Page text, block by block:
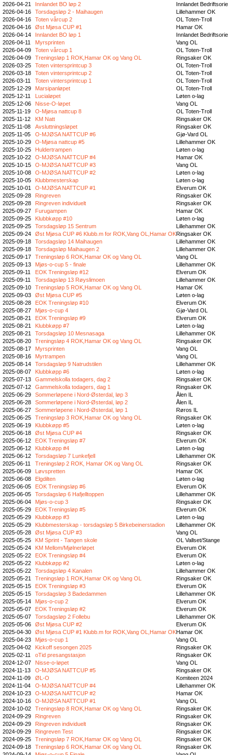
2026-04-21
Innlandet BO løp 2
Innlandet
2026-04-16
Torsdagsløp 2 - Maihaugen
Lillehammer OK
2026-04-16
Toten vårcup 2
OL Toten-Troll
2026-04-16
Øst Mjøsa CUP #1
Hamar OK
2026-04-14
Innlandet BO løp 1
Innlandet
2026-04-11
Myrsprinten
Vang OL
2026-04-09
Toten vårcup 1
OL Toten-Troll
2026-04-09
Treningsløp 1 ROK,Hamar OK og Vang OL
Ringsaker OK
2026-03-25
Toten vintersprintcup 3
OL Toten-Troll
2026-03-18
Toten vintersprintcup 2
OL Toten-Troll
2026-03-11
Toten vintersprintcup 1
OL Toten-Troll
2025-12-29
Marsipanløpet
OL Toten-Troll
2025-12-11
Lucialøpet
Løten o-lag
2025-12-06
Nisse-O-løpet
Vang OL
2025-11-19
O-Mjøsa nattcup 8
OL Toten-Troll
2025-11-12
KM Natt
Ringsaker OK
2025-11-08
Avsluttningsløpet
Ringsaker OK
2025-11-05
O-MJØSA NATTCUP #6
Gjø-Vard OL
2025-10-29
O-Mjøsa nattcup #5
Lillehammer OK
2025-10-25
Huldertrampen
Løten o-lag
2025-10-22
O-MJØSA NATTCUP #4
Hamar OK
2025-10-15
O-MJØSA NATTCUP #3
Vang OL
2025-10-08
O-MJØSA NATTCUP #2
Løten o-lag
2025-10-05
Klubbmesterskap
Løten o-lag
2025-10-01
O-MJØSA NATTCUP #1
Elverum OK
2025-09-28
Ringreven
Ringsaker OK
2025-09-28
Ringreven individuelt
Ringsaker OK
2025-09-27
Furugampen
Hamar OK
2025-09-25
Klubbkøpp #10
Løten o-lag
2025-09-25
Torsdagsløp 15 Sentrum
Lillehammer OK
2025-09-24
Øst Mjøsa CUP #6 Klubb.m for ROK,Vang OL,Hamar OKRingsaker OK
2025-09-18
Torsdagsløp 14 Maihaugen
Lillehammer OK
2025-09-18
Torsdagsløp Maihaugen 2
Lillehammer OK
2025-09-17
Treningsløp 6 ROK,Hamar OK og Vang OL
Vang OL
2025-09-13
Mjøs-o-cup 5 - finale
Lillehammer OK
2025-09-11
EOK Treningsløp #12
Elverum OK
2025-09-11
Torsdagsløp 13 Røyslimoen
Lillehammer OK
2025-09-10
Treningsløp 5 ROK,Hamar OK og Vang OL
Hamar OK
2025-09-03
Øst Mjøsa CUP #5
Løten o-lag
2025-08-28
EOK Treningsløp #10
Elverum OK
2025-08-27
Mjøs-o-cup 4
Gjø-Vard OL
2025-08-21
EOK Treningsløp #9
Elverum OK
2025-08-21
Klubbkøpp #7
Løten o-lag
2025-08-21
Torsdagsløp 10 Mesnasaga
Lillehammer OK
2025-08-20
Treningsløp 4 ROK,Hamar OK og Vang OL
Ringsaker OK
2025-08-17
Myrsprinten
Vang OL
2025-08-16
Myrtrampen
Vang OL
2025-08-14
Torsdagsløp 9 Natrudstilen
Lillehammer OK
2025-08-07
Klubbkøpp #6
Løten o-lag
2025-07-13
Gammelskolla todagers, dag 2
Ringsaker OK
2025-07-12
Gammelskolla todagers, dag 1
Ringsaker OK
2025-06-29
Sommerløpene i Nord-Østerdal, løp 3
Ålen IL
2025-06-28
Sommerløpene i Nord-Østerdal, løp 2
Ålen IL
2025-06-27
Sommerløpene i Nord-Østerdal, løp 1
Røros IL
2025-06-25
Treningsløp 3 ROK,Hamar OK og Vang OL
Ringsaker OK
2025-06-19
Klubbkøpp #5
Løten o-lag
2025-06-18
Øst Mjøsa CUP #4
Ringsaker OK
2025-06-12
EOK Treningsløp #7
Elverum OK
2025-06-12
Klubbkøpp #4
Løten o-lag
2025-06-12
Torsdagsløp 7 Lunkefjell
Lillehammer OK
2025-06-11
Treningsløp 2 ROK, Hamar OK og Vang OL
Ringsaker OK
2025-06-09
Løvspretten
Hamar OK
2025-06-08
Elgdilten
Løten o-lag
2025-06-05
EOK Treningsløp #6
Elverum OK
2025-06-05
Torsdagsløp 6 Hafjelltoppen
Lillehammer OK
2025-06-04
Mjøs-o-cup 3
Ringsaker OK
2025-05-29
EOK Treningsløp #5
Elverum OK
2025-05-29
Klubbkøpp #3
Løten o-lag
2025-05-29
Klubbmesterskap - torsdagsløp 5 Birkebeinerstadion
Lillehammer OK
2025-05-28
Øst Mjøsa CUP #3
Vang OL
2025-05-25
KM Sprint - Tangen skole
OL Vallset/Stange
2025-05-24
KM Mellom/Mjølnerløpet
Elverum OK
2025-05-22
EOK Treningsløp #4
Elverum OK
2025-05-22
Klubbkøpp #2
Løten o-lag
2025-05-22
Torsdagsløp 4 Kanalen
Lillehammer OK
2025-05-21
Treningsløp 1 ROK,Hamar OK og Vang OL
Ringsaker OK
2025-05-15
EOK Treningsløp #3
Elverum OK
2025-05-15
Torsdagsløp 3 Badedammen
Lillehammer OK
2025-05-14
Mjøs-o-cup 2
Elverum OK
2025-05-07
EOK Treningsløp #2
Elverum OK
2025-05-07
Torsdagsløp 2 Follebu
Lillehammer OK
2025-05-06
Øst Mjøsa CUP #2
Elverum OK
2025-04-30
Øst Mjøsa CUP #1 Klubb.m for ROK,Vang OL,Hamar OKHamar OK
2025-04-23
Mjøs-o-cup 1
Vang OL
2025-04-02
Kickoff sesongen 2025
Ringsaker OK
2025-02-11
oTid presangstasjon
Ringsaker OK
2024-12-07
Nisse-o-løpet
Vang OL
2024-11-13
O-MJØSA NATTCUP #5
Ringsaker OK
2024-11-09
ØL-O
Komiteen 2024
2024-11-04
O-MJØSA NATTCUP #4
Lillehammer OK
2024-10-23
O-MJØSA NATTCUP #2
Hamar OK
2024-10-16
O-MJØSA NATTCUP #1
Vang OL
2024-10-02
Treningsløp 8 ROK,Hamar OK og Vang OL
Ringsaker OK
2024-09-29
Ringreven
Ringsaker OK
2024-09-29
Ringreven individuelt
Ringsaker OK
2024-09-29
Ringreven Test
Ringsaker OK
2024-09-25
Treningsløp 7 ROK,Hamar OK og Vang OL
Ringsaker OK
2024-09-18
Treningsløp 6 ROK,Hamar OK og Vang OL
Ringsaker OK